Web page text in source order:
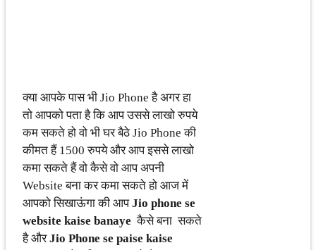
क्या आपके पास भी Jio Phone है अगर हा
तो आपको पता है कि आप उससे लाखो रुपये
कम सकते हो वो भी घर बैठे Jio Phone की
कीमत हैं 1500 रुपये और आप इससे लाखो
कमा सकते हैं वो कैसे वो आप अपनी
Website बना कर कमा सकते हो आज में
आपको सिखाऊंगा की आपJio phone se
website kaise banaye कैसे बना सकते
है औरJio Phone se paise kaise